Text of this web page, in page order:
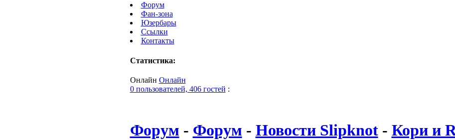
Форум
Фан-зона
Юзербары
Ссылки
Контакты
Статистика:
Онлайн Онлайн
0 пользователей, 406 гостей :
Форум - Форум - Новости Slipknot- Кори и